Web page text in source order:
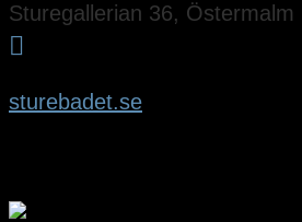
Sturegallerian 36, Östermalm

sturebadet.se